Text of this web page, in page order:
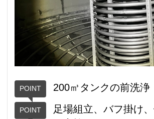
200㎥タンクの前洗浄
足場組立、バフ掛け